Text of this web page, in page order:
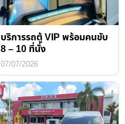
บริการรถตู้ VIP พร้อมคนขับ
8 – 10 ที่นั่ง
07/07/2026